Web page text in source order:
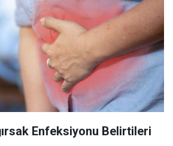
Enfeksiyonu Belirtileri